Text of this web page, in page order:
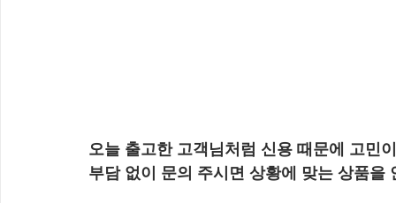
오늘 출고한 고객님처럼 신용 때문에 고민
부담 없이 문의 주시면 상황에 맞는 상품을